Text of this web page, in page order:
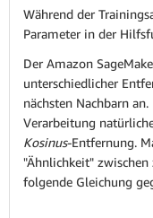
Während der
Parameter in der
Der Amazon
unterschiedlicher
nächsten Nachbarn
Verarbeitung
Kosinus-Entfernung.
"Ähnlichkeit"
folgende Gleichung